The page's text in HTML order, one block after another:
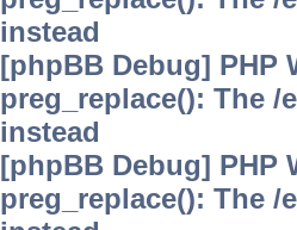
instead
[phpBB Debug] PHP
preg_replace(): The
instead
[phpBB Debug] PHP
preg_replace(): The